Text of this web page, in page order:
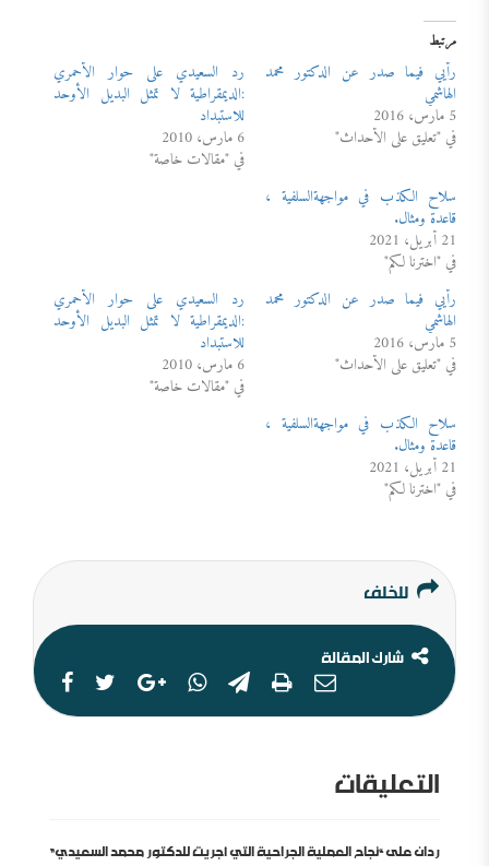
مرتبط
رأيي فيما صدر عن الدكتور محمد
الهاشمي
5 مارس، 2016
في "تعليق على الأحداث"
رد السعيدي على حوار الأحمري
:الديمقراطية لا تمثل البديل الأوحد
للاستبداد
6 مارس، 2010
في "مقالات خاصة"
سلاح الكذب في مواجهةالسلفية ،
قاعدة ومثال.
21 أبريل، 2021
في "اخترنا لكم"
رأيي فيما صدر عن الدكتور محمد
الهاشمي
5 مارس، 2016
في "تعليق على الأحداث"
رد السعيدي على حوار الأحمري
:الديمقراطية لا تمثل البديل الأوحد
للاستبداد
6 مارس، 2010
في "مقالات خاصة"
سلاح الكذب في مواجهةالسلفية ،
قاعدة ومثال.
21 أبريل، 2021
في "اخترنا لكم"
للخلف
شارك المقالة
التعليقات
ردان على “نجاح العملية الجراحية التي أجريت للدكتور محمد السعيدي”